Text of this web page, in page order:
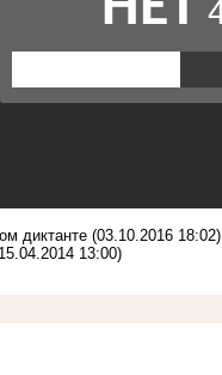
диктанте (03.10.2016 18:02)
13:00)